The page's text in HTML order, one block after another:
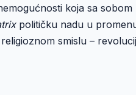
koja sa
političku nadu u
smislu –